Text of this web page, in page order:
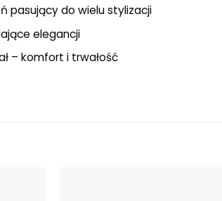
pasujący do wielu stylizacji
elegancji
– komfort i trwałość